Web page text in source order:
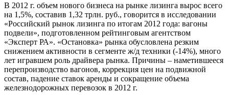
В 2012 г. объем нового бизнеса на рынке лизинга вырос всего
на 1,5%, составив 1,32 трлн. руб., говорится в исследовании
«Российский рынок лизинга по итогам 2012 года: вагоны
подвели», подготовленном рейтинговым агентством
«Эксперт РА». «Остановка» рынка обусловлена резким
снижением активности в сегменте ж/д техники (-14%), много
лет игравшем роль драйвера рынка. Причины – наметившееся
перепроизводство вагонов, коррекция цен на подвижной
состав, падение ставок аренды и сокращение объема
железнодорожных перевозок в 2012 г.